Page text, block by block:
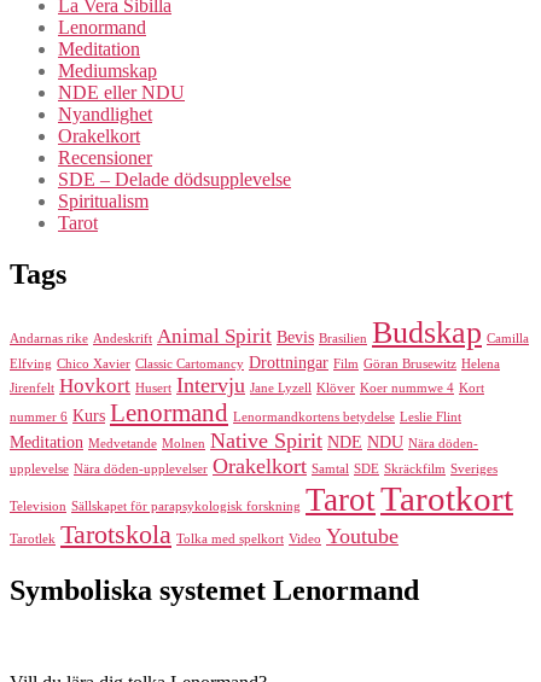
La Vera Sibilla
Lenormand
Meditation
Mediumskap
NDE eller NDU
Nyandlighet
Orakelkort
Recensioner
SDE – Delade dödsupplevelse
Spiritualism
Tarot
Tags
Andarnas rike Andeskrift Animal Spirit Bevis Brasilien Budskap Camilla
Elfving Chico Xavier Classic Cartomancy Drottningar Film Göran Brusewitz Helena
Jirenfelt Hovkort Husert Intervju Jane Lyzell Klöver Koer nummwe 4 Kort
nummer 6 Kurs Lenormand Lenormandkortens betydelse Leslie Flint
Meditation Medvetande Molnen Native Spirit NDE NDU Nära döden-
upplevelse Nära döden-upplevelser Orakelkort Samtal SDE Skräckfilm Sveriges
Television Sällskapet för parapsykologisk forskning TarotTarotkort
Tarotlek Tarotskola Tolka med spelkort Video Youtube
Symboliska systemet Lenormand